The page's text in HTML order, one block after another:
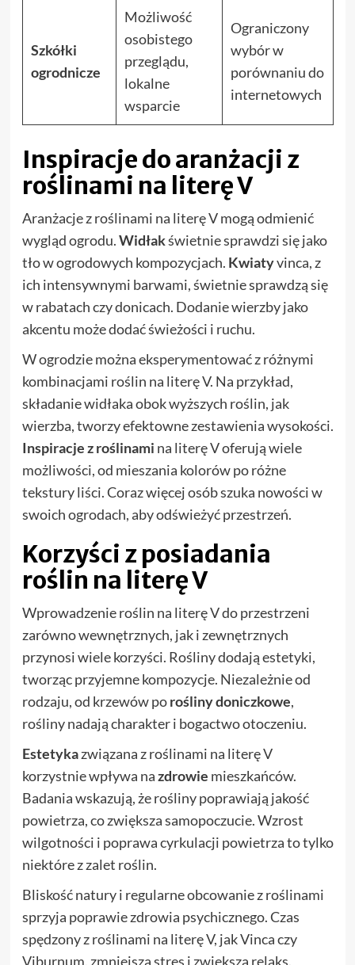
Szkółki
ogrodnicze
Możliwość
osobistego
przeglądu,
lokalne
wsparcie
Ograniczony
wybór w
porównaniu do
internetowych
Inspiracje do aranżacji z
roślinami na literę V
Aranżacje z roślinami na literę V mogą odmienić
wygląd ogrodu.Widłakświetnie sprawdzi się jako
tło w ogrodowych kompozycjach. Kwiatyvinca, z
ich intensywnymi barwami, świetnie sprawdzą się
w rabatach czy donicach. Dodanie wierzby jako
akcentu może dodać świeżości i ruchu.
W ogrodzie można eksperymentować z różnymi
kombinacjami roślin na literę V. Na przykład,
składanie widłaka obok wyższych roślin, jak
wierzba, tworzy efektowne zestawienia wysokości.
Inspiracje z roślinami na literę V oferują wiele
możliwości, od mieszania kolorów po różne
tekstury liści. Coraz więcej osób szuka nowości w
swoich ogrodach, aby odświeżyć przestrzeń.
Korzyści z posiadania
roślin na literę V
Wprowadzenie roślin na literę V do przestrzeni
zarówno wewnętrznych, jak i zewnętrznych
przynosi wiele korzyści. Rośliny dodają estetyki,
tworząc przyjemne kompozycje. Niezależnie od
rodzaju, od krzewów porośliny doniczkowe,
rośliny nadają charakter i bogactwo otoczeniu.
Estetykazwiązana z roślinami na literę V
korzystnie wpływa nazdrowie mieszkańców.
Badania wskazują, że rośliny poprawiają jakość
powietrza, co zwiększa samopoczucie. Wzrost
wilgotności i poprawa cyrkulacji powietrza to tylko
niektóre z zalet roślin.
Bliskość natury i regularne obcowanie z roślinami
sprzyja poprawie zdrowia psychicznego. Czas
spędzony z roślinami na literę V, jak Vinca czy
Viburnum, zmniejsza stres i zwiększa relaks.